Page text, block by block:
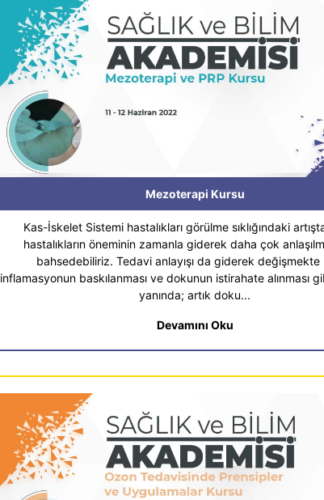
Mezoterapi Kursu
Kas-İskelet Sistemi hastalıkları görülme sıklığındaki
hastalıkların öneminin zamanla giderek daha çok
bahsedebiliriz. Tedavi anlayışı da giderek değişmekte
inflamasyonun baskılanması ve dokunun istirahate alınması
yanında; artık doku...
Devamını Oku